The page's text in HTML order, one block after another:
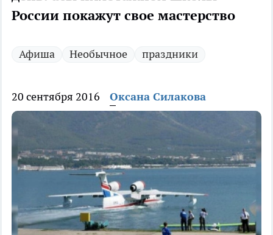
России покажут свое мастерство
Афиша Необычное праздники
20 сентября 2016 Оксана Силакова